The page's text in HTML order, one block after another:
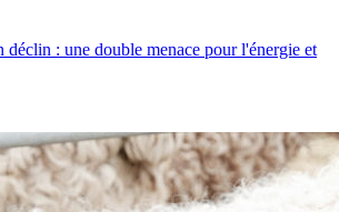
déclin : une double menace pour l'énergie et